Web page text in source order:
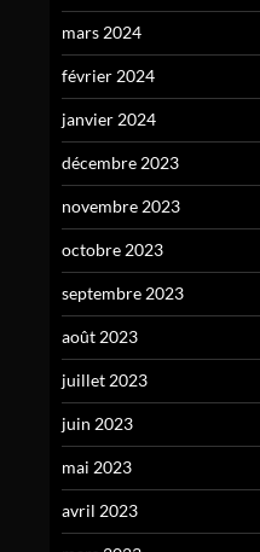
mars 2024
février 2024
janvier 2024
décembre 2023
novembre 2023
octobre 2023
septembre 2023
août 2023
juillet 2023
juin 2023
mai 2023
avril 2023